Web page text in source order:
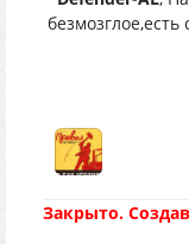
Закрыто.